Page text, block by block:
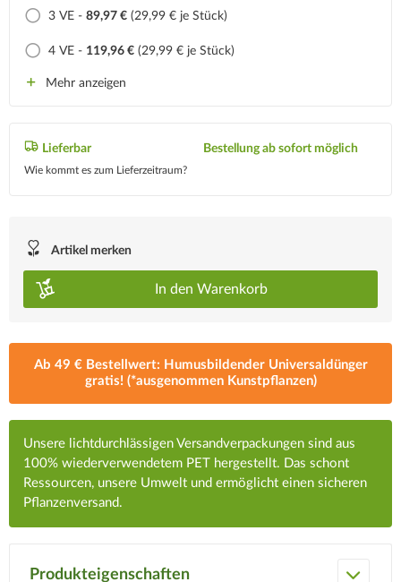
3 VE - 89,97 € (29,99 € je Stück)
4 VE - 119,96 € (29,99 € je Stück)
Mehr anzeigen
Lieferbar
Wie kommt es zum Lieferzeitraum?
Bestellung ab sofort möglich
Artikel merken
In den Warenkorb
Ab 49 € Bestellwert: Humusbildender Universaldünger
gratis! (*ausgenommen Kunstpflanzen)
Unsere lichtdurchlässigen Versandverpackungen sind aus
100% wiederverwendetem PET hergestellt. Das schont
Ressourcen, unsere Umwelt und ermöglicht einen sicheren
Pflanzenversand.
Produkteigenschaften